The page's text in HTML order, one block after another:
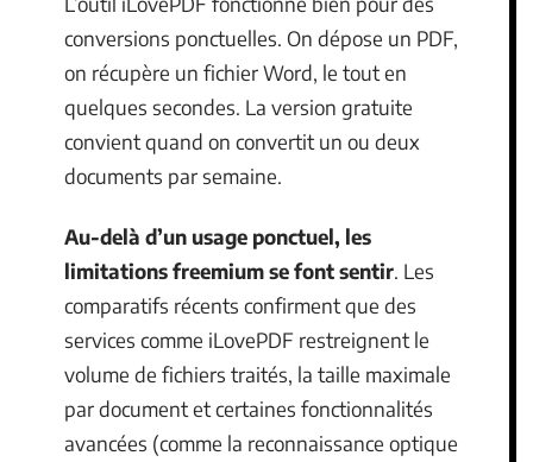
conversions ponctuelles. On dépose un PDF,
on récupère un fichier Word, le tout en
quelques secondes. La version gratuite
convient quand on convertit un ou deux
documents par semaine.
Au-delà d’un usage ponctuel, les
limitations freemium se font sentir. Les
comparatifs récents confirment que des
services comme iLovePDF restreignent le
volume de fichiers traités, la taille maximale
par document et certaines fonctionnalités
avancées (comme la reconnaissance optique